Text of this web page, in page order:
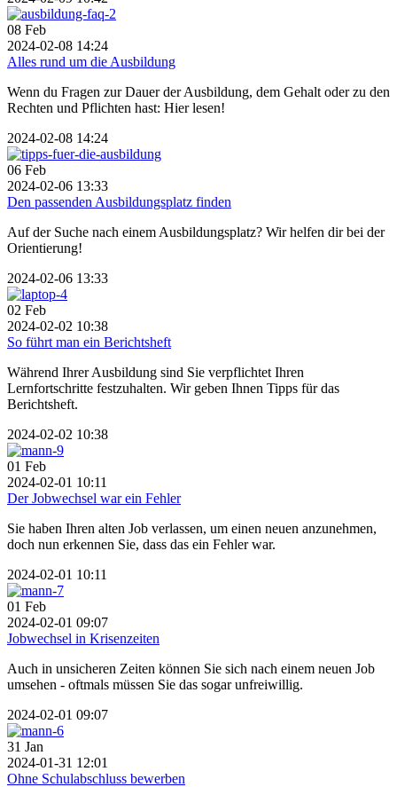
08 Feb
2024-02-08 14:24
Alles rund um die Ausbildung
Wenn du Fragen zur Dauer der Ausbildung, dem Gehalt oder zu den
Rechten und Pflichten hast: Hier lesen!
2024-02-08 14:24
06 Feb
2024-02-06 13:33
Den passenden Ausbildungsplatz finden
Auf der Suche nach einem Ausbildungsplatz? Wir helfen dir bei der
Orientierung!
2024-02-06 13:33
02 Feb
2024-02-02 10:38
So führt man ein Berichtsheft
Während Ihrer Ausbildung sind Sie verpflichtet Ihren
Lernfortschritte festzuhalten. Wir geben Ihnen Tipps für das
Berichtsheft.
2024-02-02 10:38
01 Feb
2024-02-01 10:11
Der Jobwechsel war ein Fehler
Sie haben Ihren alten Job verlassen, um einen neuen anzunehmen,
doch nun erkennen Sie, dass das ein Fehler war.
2024-02-01 10:11
01 Feb
2024-02-01 09:07
Jobwechsel in Krisenzeiten
Auch in unsicheren Zeiten können Sie sich nach einem neuen Job
umsehen - oftmals müssen Sie das sogar unfreiwillig.
2024-02-01 09:07
31 Jan
2024-01-31 12:01
Ohne Schulabschluss bewerben